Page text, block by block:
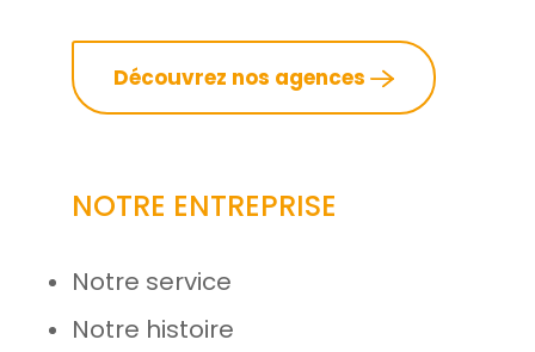
Découvrez nos agences
NOTRE ENTREPRISE
Notre service
Notre histoire